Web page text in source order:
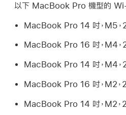
以下 MacBook Pro 機型的
MacBook Pro 14 吋，M5
MacBook Pro 16 吋，M4
MacBook Pro 14 吋，M4
MacBook Pro 16 吋，M2
MacBook Pro 14 吋，M2